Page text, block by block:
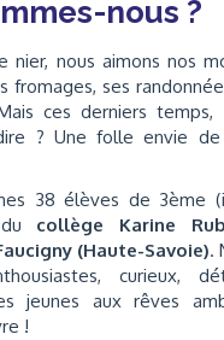
nous ?
nier, nous aimons nos
fromages, ses
ces derniers temps,
? Une folle envie de
38 élèves de 3ème
collège Karine
(Haute-Savoie).
curieux,
jeunes aux rêves
!